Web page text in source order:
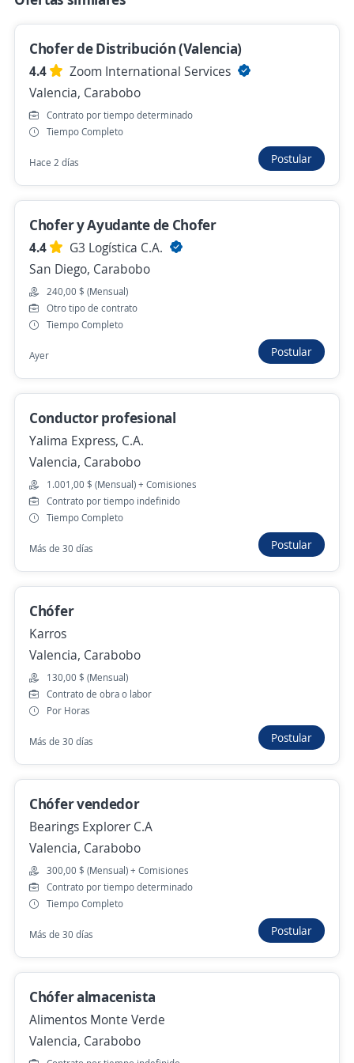
Almacenista/ conductor
SERVIVAL
Valencia, Carabobo
240,00 $ (Mensual) + Comisiones
Ya viste todas las ofertas de "chofer almacenista"
Estas opciones también podrían interesarte
Chofer de Traslado y Logística Operativa
Importante empresa del sector
Valencia, Carabobo
Chofer conductor
PROYECTOS ACME C.A.
Diego Ibarra, Carabobo
130,00 $ (Mensual)
Hace 3 días
Coordinador de almacen y logistica
300.000,00 $ (Mensual)
Hace 6 días
Chófer de camioneta
EQUIPOS ITALIA C.A, C.A
300,00 $ (Mensual)
21 de julio
Conductor profesional
Freeze
Guacara, Carabobo
16 de julio
Chófer
Karros
Valencia, Carabobo
Chofer de Distribución (Valencia)
4.4
Zoom International Services
Valencia, Carabobo
Contrato por tiempo determinado
Tiempo Completo
Hace 2 días Postular
Chofer y Ayudante de Chofer
4.4
G3 Logística C.A.
San Diego, Carabobo
240,00 $ (Mensual)
Otro tipo de contrato
Tiempo Completo
Ayer Postular
Conductor profesional
Yalima Express, C.A.
Valencia, Carabobo
1.001,00 $ (Mensual) + Comisiones
Contrato por tiempo indefinido
Tiempo Completo
Más de 30 días Postular
Chófer
Karros
Valencia, Carabobo
130,00 $ (Mensual)
Contrato de obra o labor
Por Horas
Más de 30 días Postular
Chófer vendedor
Bearings Explorer C.A
Valencia, Carabobo
300,00 $ (Mensual) + Comisiones
Contrato por tiempo determinado
Tiempo Completo
Más de 30 días Postular
Chófer almacenista
Alimentos Monte Verde
Valencia, Carabobo